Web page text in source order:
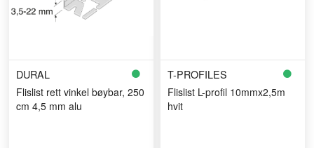
DURAL
Flislist rett vinkel bøybar, 250
cm 4,5 mm alu
T-PROFILES
Flislist L-profil 10mmx2,5m
hvit